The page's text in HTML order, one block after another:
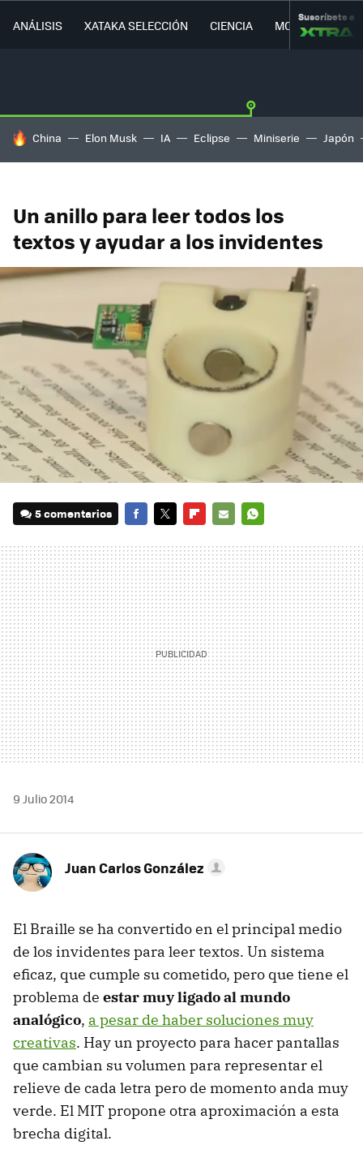
ANÁLISIS XATAKA SELECCIÓN CIENCIA MOVILIDAD
Suscríbete a
HOY SE HABLA DE
China Elon Musk IA Eclipse Miniserie Japón
Un anillo para leer todos los
textos y ayudar a los invidentes
5 comentarios
MAIL
9 Julio 2014
Juan Carlos González
El Braille se ha convertido en el principal medio
de los invidentes para leer textos. Un sistema
eficaz, que cumple su cometido, pero que tiene el
problema de estar muy ligado al mundo
analógico, a pesar de haber soluciones muy
creativas. Hay un proyecto para hacer pantallas
que cambian su volumen para representar el
relieve de cada letra pero de momento anda muy
verde. El MIT propone otra aproximación a esta
brecha digital.